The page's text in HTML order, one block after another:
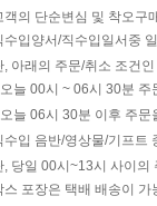
객의 단순변심 및 착오구
수입양서/직수입일서중
, 아래의 주문/취소 조건
오늘 00시 ~ 06시 30분
오늘 06시 30분 이후 주
수입 음반/영상물/기프트
, 당일 00시~13시 사이의
스 포장은 택배 배송이